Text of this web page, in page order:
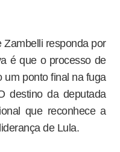
Zambelli responda por
é que o processo de
um ponto final na fuga
destino da deputada
que reconhece a
de Lula.